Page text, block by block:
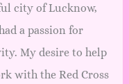
city of Lucknow,
a passion for
My desire to help
with the Red Cross